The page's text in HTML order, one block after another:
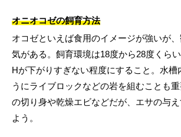
オニオコゼの飼育方法
オコゼといえば食用のイメージが強いが
気がある。飼育環境は18度から28度くら
Hが下がりすぎない程度にすること。水槽
うにライブロックなどの岩を組むことも
の切り身や乾燥エビなどだが、エサの与
よう。